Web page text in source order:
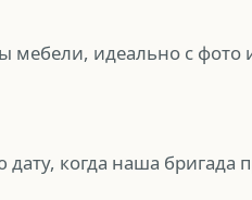
мебели, идеально с фото
дату, когда наша бригада